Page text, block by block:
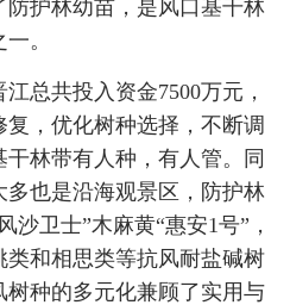
护林幼苗，是风口基干林
。
总共投入资金7500万元，
，优化树种选择，不断调
林带有人种，有人管。同
也是沿海观景区，防护林
沙卫士”木麻黄“惠安1号”，
和相思类等抗风耐盐碱树
种的多元化兼顾了实用与